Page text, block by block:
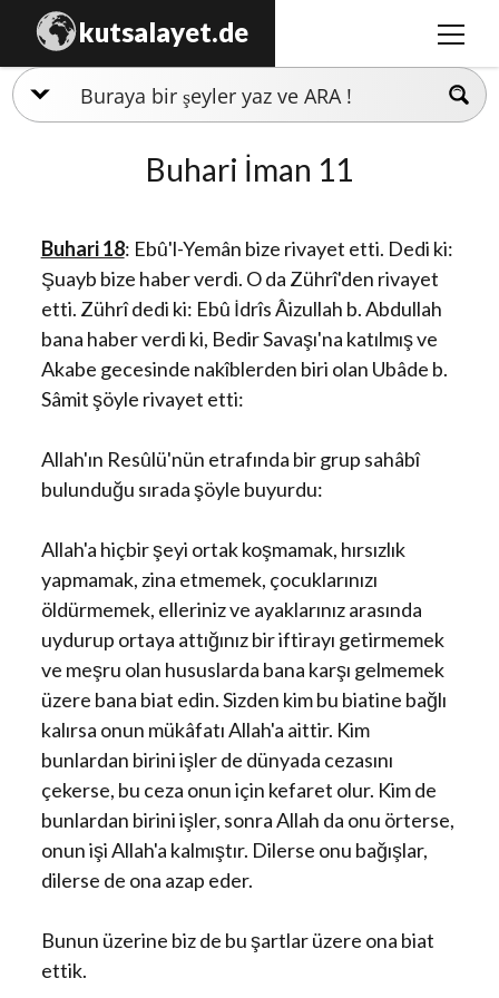
kutsalayet.de
m
İslamiyet
Hristiyanlık
Zerdüştlük
Ezidilik
Hinduizm
Buhari İman 11
Buhari 18: Ebû'l-Yemân bize rivayet etti. Dedi ki:
Şuayb bize haber verdi. O da Zührî'den rivayet
etti. Zührî dedi ki: Ebû İdrîs Âizullah b. Abdullah
bana haber verdi ki, Bedir Savaşı'na katılmış ve
Akabe gecesinde nakîblerden biri olan Ubâde b.
Sâmit şöyle rivayet etti:
Allah'ın Resûlü'nün etrafında bir grup sahâbî
bulunduğu sırada şöyle buyurdu:
Allah'a hiçbir şeyi ortak koşmamak, hırsızlık
yapmamak, zina etmemek, çocuklarınızı
öldürmemek, elleriniz ve ayaklarınız arasında
uydurup ortaya attığınız bir iftirayı getirmemek
ve meşru olan hususlarda bana karşı gelmemek
üzere bana biat edin. Sizden kim bu biatine bağlı
kalırsa onun mükâfatı Allah'a aittir. Kim
bunlardan birini işler de dünyada cezasını
çekerse, bu ceza onun için kefaret olur. Kim de
bunlardan birini işler, sonra Allah da onu örterse,
onun işi Allah'a kalmıştır. Dilerse onu bağışlar,
dilerse de ona azap eder.
Bunun üzerine biz de bu şartlar üzere ona biat
ettik.